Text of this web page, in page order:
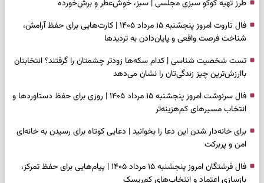
طرز تهیه کوکو سبزی مجلسی | سبز، خوش‌عطر و برش‌خورده
فال تاروت امروز پنجشنبه ۱۵ مرداد ۱۴۰۵ | کارت‌هایی برای حفظ آرامش،
شناخت فرصت واقعی و پایان‌دادن به تردیدها
تست شخصیت شناسی | کدام سکه‌ها زودتر چشمتان را گرفتند؟ انتخابتان
باارزش‌ترین چیز زندگی‌تان را نشان می‌دهد
فال سرنوشت امروز پنجشنبه ۱۵ مرداد ۱۴۰۵ | روزی برای حفظ دستاوردها و
انتخاب مسیرهای کم‌هزینه‌تر
برای خانه‌دار شدن این دعا را بخوانید | دعایی کوتاه برای رسیدن به خانه‌ای
امن و پربرکت
فال فرشتگان امروز پنجشنبه ۱۵ مرداد ۱۴۰۵ | پیام‌هایی برای حفظ تمرکز،
بازسازی اعتماد و انتخاب‌های کم‌ریسک